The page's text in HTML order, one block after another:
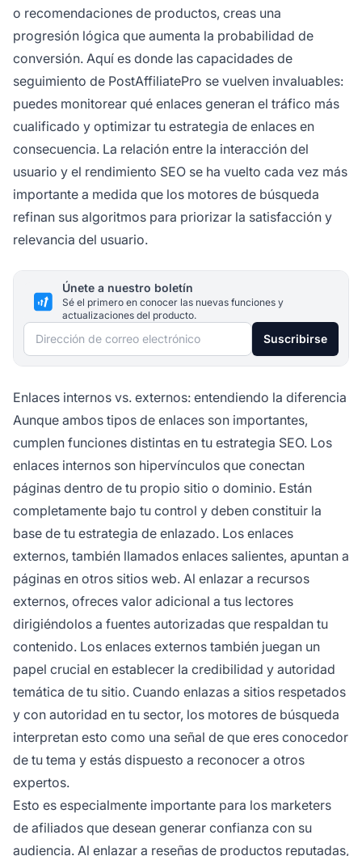
o recomendaciones de productos, creas una
progresión lógica que aumenta la probabilidad de
conversión. Aquí es donde las capacidades de
seguimiento de PostAffiliatePro se vuelven invaluables:
puedes monitorear qué enlaces generan el tráfico más
cualificado y optimizar tu estrategia de enlaces en
consecuencia. La relación entre la interacción del
usuario y el rendimiento SEO se ha vuelto cada vez más
importante a medida que los motores de búsqueda
refinan sus algoritmos para priorizar la satisfacción y
relevancia del usuario.
Únete a nuestro boletín
Sé el primero en conocer las nuevas funciones y
actualizaciones del producto.
Dirección de correo electrónico Suscribirse
Enlaces internos vs. externos: entendiendo la diferencia
Aunque ambos tipos de enlaces son importantes,
cumplen funciones distintas en tu estrategia SEO. Los
enlaces internos son hipervínculos que conectan
páginas dentro de tu propio sitio o dominio. Están
completamente bajo tu control y deben constituir la
base de tu estrategia de enlazado. Los enlaces
externos, también llamados enlaces salientes, apuntan a
páginas en otros sitios web. Al enlazar a recursos
externos, ofreces valor adicional a tus lectores
dirigiéndolos a fuentes autorizadas que respaldan tu
contenido. Los enlaces externos también juegan un
papel crucial en establecer la credibilidad y autoridad
temática de tu sitio. Cuando enlazas a sitios respetados
y con autoridad en tu sector, los motores de búsqueda
interpretan esto como una señal de que eres conocedor
de tu tema y estás dispuesto a reconocer a otros
expertos.
Esto es especialmente importante para los marketers
de afiliados que desean generar confianza con su
audiencia. Al enlazar a reseñas de productos reputadas,